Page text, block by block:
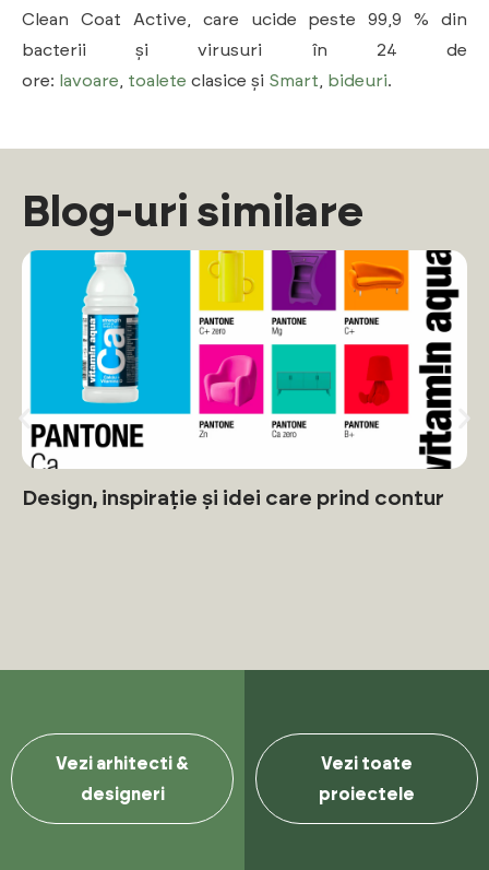
Clean Coat Active, care ucide peste 99,9 % din
bacterii și virusuri în 24 de
ore: lavoare toalete clasice și Smart bideuri.
Blog-uri similare
Design, inspirație și idei care prind contur
Vezi arhitecti &
designeri
Vezi toate
proiectele